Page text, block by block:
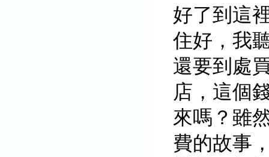
好了到這
住好，我
還要到處
店， 這個
來嗎？雖
費的故事